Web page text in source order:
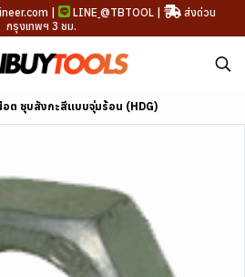
| LINE @TBTOOL |
ส่งด่วน
กรุงเทพฯ 3 ชม.
อต ชุบสังกะสีแบบจุ่มร้อน (HDG)